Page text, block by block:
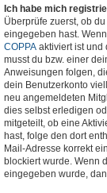
Ich habe mich
Überprüfe zuerst, ob
eingegeben hast.
COPPA aktiviert ist und
musst du bzw. einer
Anweisungen folgen,
dein Benutzerkonto
neu angemeldeten
dies selbst erledigen
mitgeteilt, ob eine
hast, folge den dort
Mail-Adresse korrekt
blockiert wurde. Wenn
eingegeben wurde,